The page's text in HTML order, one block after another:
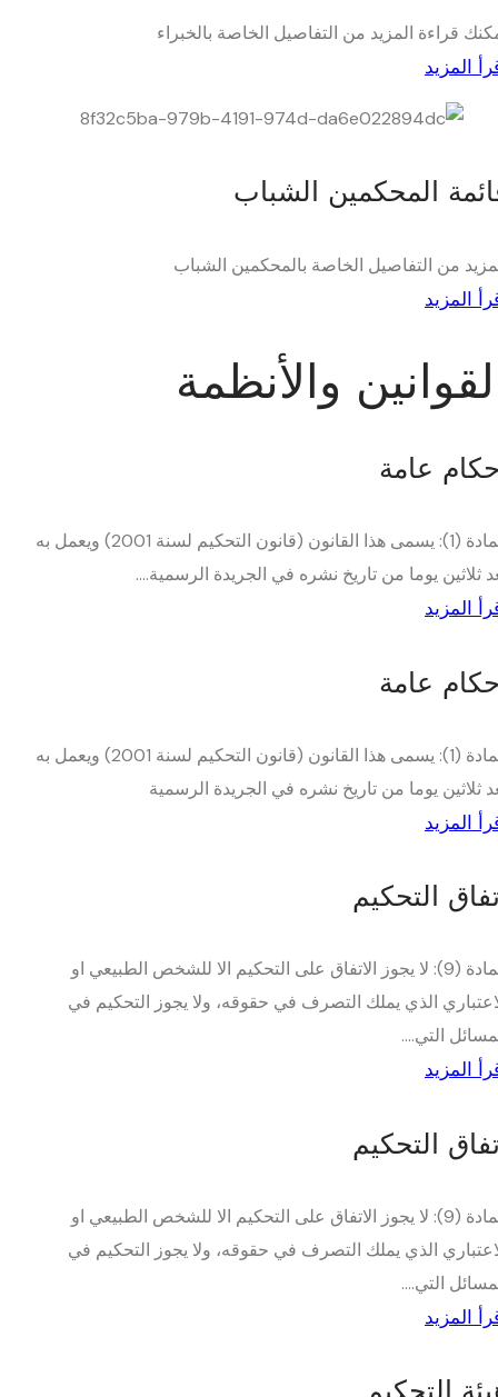
قراءة المزيد من التفاصيل الخاصة بالخبراء
المزيد
المحكمين الشباب
من التفاصيل الخاصة بالمحكمين الشباب
المزيد
والأنظمة
عامة
المادة (1): يسمى هذا القانون (قانون التحكيم لسنة 2001) ويعمل به
ثلاثين يوما من تاريخ نشره في الجريدة الرسمية....
المزيد
عامة
المادة (1): يسمى هذا القانون (قانون التحكيم لسنة 2001) ويعمل به
ثلاثين يوما من تاريخ نشره في الجريدة الرسمية
المزيد
التحكيم
المادة (9): لا يجوز الاتفاق على التحكيم الا للشخص الطبيعي او
الذي يملك التصرف في حقوقه، ولا يجوز التحكيم في
التي....
المزيد
التحكيم
المادة (9): لا يجوز الاتفاق على التحكيم الا للشخص الطبيعي او
الذي يملك التصرف في حقوقه، ولا يجوز التحكيم في
التي....
المزيد